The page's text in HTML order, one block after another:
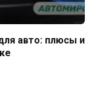
авто: плюсы и